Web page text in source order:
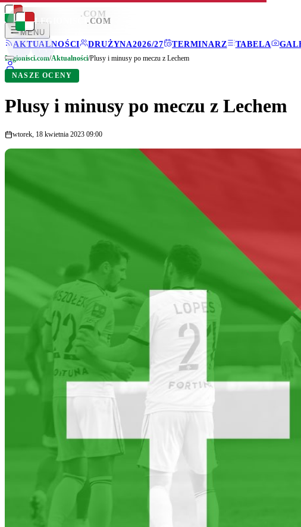
LEGIONISCI .COM
MENU
AKTUALNOŚCI
DRUŻYNA2026/27 TERMINARZ TABELA
LEGIONISCI .COM
Legionisci.com/Aktualności/Plusy i minusy po meczu z Lechem
NASZE OCENY
Plusy i minusy po meczu z Lechem
wtorek, 18 kwietnia 2023 09:00